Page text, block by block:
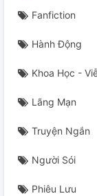
Fanfiction
Hành Động
Khoa Học -
Lãng Mạn
Truyện Ngắn
Người Sói
Phiêu Lưu